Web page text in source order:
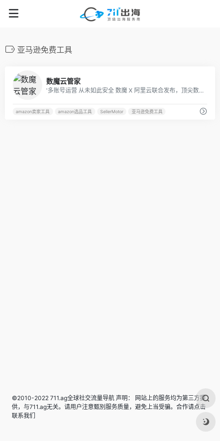
亚马逊免费工具
数魔云管家
'多账号运营 从未如此安全 数魔 X 阿里云联合发布，顶尖数据安全专家护航'
amazon卖家工具 amazon选品工具 SellerMotor 亚马逊免费工具
©2010-2022 711.ag全球社交流量导航 声明： 网站上的服务均为第三方提
供，与711.ag无关。请用户注意甄别服务质量，避免上当受骗。合作请点击
联系我们